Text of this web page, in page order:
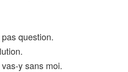
question.
y sans moi.